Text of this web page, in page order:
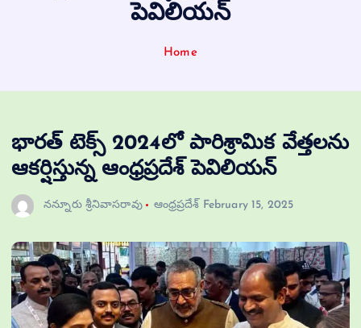
పెవిలియన్
Home
భారత్ టెక్స్ 2024లో పారిశ్రామిక వేత్తలను
ఆకర్షిస్తున్న ఆంధ్రప్రదేశ్ పెవిలియన్
నన్నూరు శ్రీనివాసరావు ఆంధ్రప్రదేశ్ February 15, 2025